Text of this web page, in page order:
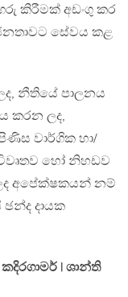
කිරීමක් අඩංගු කර
සේවය කළ
නීතියේ පාලනය
කරන ලද,
වාර්ගික හා/
හෝ නිහඩව
අපේක්ෂකයන් නම්
දායක
| ශාන්ති